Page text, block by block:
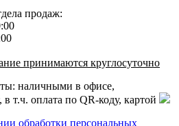
продаж:
принимаются круглосуточно
наличными в офисе,
т.ч. оплата по QR-коду, картой
обработки персональных